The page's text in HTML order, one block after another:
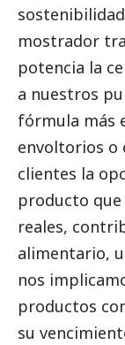
mostrador
potencia la
a nuestros
fórmula más
envoltorios o
clientes la
producto que
reales,
alimentario,
nos
productos
su